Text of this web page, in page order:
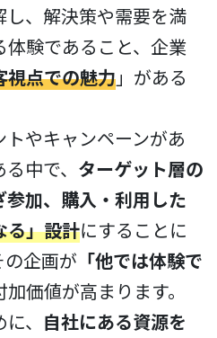
、解決策や需要を満
験であること、企業
視点での魅力」がある
やキャンペーンがあ
中で、 ターゲット層の
加、購入・利用した
る」設計にすることに
企画が 「他では体験で
価値が高まります。
、 自社にある資源を